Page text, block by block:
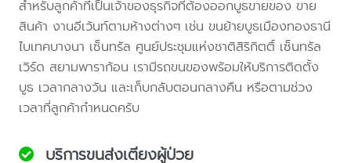
สำหรับลูกค้าที่เป็นเจ้าของธุรกิจที่ต้องออกบูธขายของ ขาย
สินค้า งานอีเว้นท์ตามห้างต่างๆ เช่น ขนย้ายบูธเมืองทองธานี
ไบเทคบางนา เซ็นทรัล ศูนย์ประชุมแห่งชาติสิริกิตติ์ เซ็นทรัล
เวิร์ด สยามพาราก้อน เรามีรถขนของพร้อมให้บริการติดตั้ง
บูธ เวลากลางวัน และเก็บกลับตอนกลางคืน หรือตามช่วง
เวลาที่ลูกค้ากำหนดครับ
บริการขนส่งเตียงผู้ป่วย